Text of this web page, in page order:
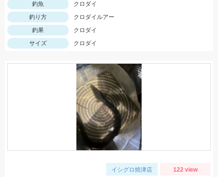
釣魚
クロダイ
釣り方
クロダイルアー
釣果
クロダイ
サイズ
クロダイ
イシグロ焼津店 122 view